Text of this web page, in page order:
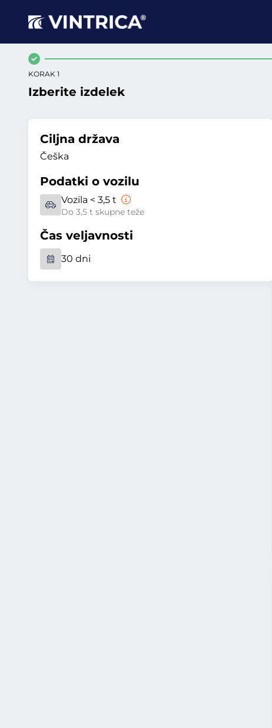
KORAK 1
Izberite izdelek
Ciljna država
Češka
Podatki o vozilu
Vozila < 3,5 t
Do 3,5 t skupne teže
Čas veljavnosti
30 dni